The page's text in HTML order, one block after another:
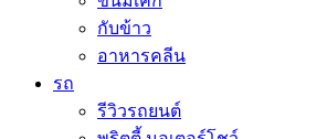
กับข้าว
อาหารคลีน
รถ
รีวิวรถยนต์